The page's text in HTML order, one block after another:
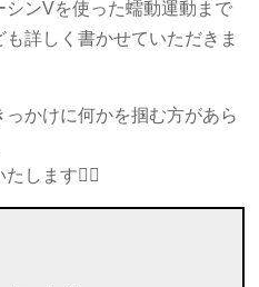
シンVを使った蠕動運動まで
詳しく書かせていただきま
かけに何かを掴む方があら
します🙇‍♀️